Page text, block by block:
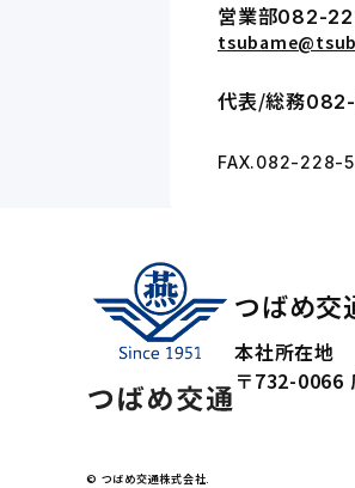
営業部082-
代表/総務
FAX.082-228-
つばめ交
本社所在地
〒732-0066
© つばめ交通株式会社.